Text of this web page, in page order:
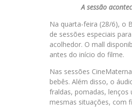
A sessão
Na quarta-feira (28/6), o
de sessões especiais
acolhedor. O mall
antes do início do filme.
Nas sessões
bebês. Além disso, o
fraldas, pomadas, lenços
mesmas situações, com